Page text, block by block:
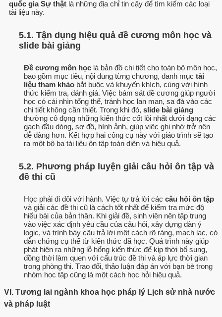
quốc gia Sự thật là những địa chỉ tin cậy để tìm kiếm các loại
tài liệu này.
5.1. Tận dụng hiệu quả đề cương môn học và
slide bài giảng
Đề cương môn học là bản đồ chi tiết cho toàn bộ môn học,
bao gồm mục tiêu, nội dung từng chương, danh mục tài
liệu tham khảo bắt buộc và khuyến khích, cùng với hình
thức kiểm tra, đánh giá. Việc bám sát đề cương giúp người
học có cái nhìn tổng thể, tránh học lan man, sa đà vào các
chi tiết không cần thiết. Trong khi đó, slide bài giảng
thường cô đọng những kiến thức cốt lõi nhất dưới dạng các
gạch đầu dòng, sơ đồ, hình ảnh, giúp việc ghi nhớ trở nên
dễ dàng hơn. Kết hợp hai công cụ này với giáo trình sẽ tạo
ra một bộ ba tài liệu ôn tập toàn diện và hiệu quả.
5.2. Phương pháp luyện giải câu hỏi ôn tập và
đề thi cũ
Học phải đi đôi với hành. Việc tự trả lời các câu hỏi ôn tập
và giải các đề thi cũ là cách tốt nhất để kiểm tra mức độ
hiểu bài của bản thân. Khi giải đề, sinh viên nên tập trung
vào việc xác định yêu cầu của câu hỏi, xây dựng dàn ý
logic, và trình bày câu trả lời một cách rõ ràng, mạch lạc, có
dẫn chứng cụ thể từ kiến thức đã học. Quá trình này giúp
phát hiện ra những lỗ hổng kiến thức để kịp thời bổ sung,
đồng thời làm quen với cấu trúc đề thi và áp lực thời gian
trong phòng thi. Trao đổi, thảo luận đáp án với bạn bè trong
nhóm học tập cũng là một cách học hỏi hiệu quả.
VI. Tương lai ngành khoa học pháp lý Lịch sử nhà nước
và pháp luật